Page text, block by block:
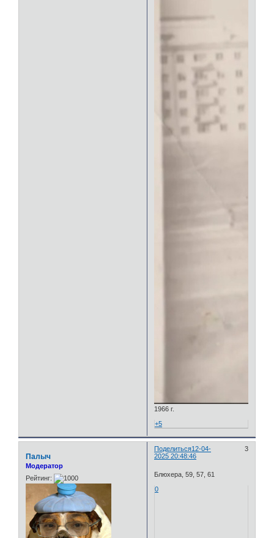
1966 г.
+5
Поделиться 3
12-04-
2025 20:48:46
Палыч
Модератор
Рейтинг:
Блюхера, 59, 57, 61
0